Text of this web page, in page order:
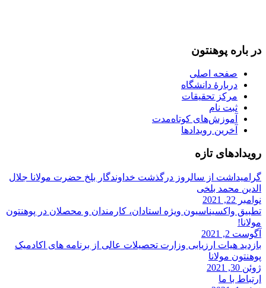
در باره‌ پوهنتون
صفحه اصلی
دربارۀ‌ دانشگاه
مرکز تحقیقات
ثبت نام
آموزش‌های کوتاه‌مدت
آخرین رویدادها
رویداد‌های تازه
گرامیداشت از سالروز درگذشت خداوندگار بلخ حضرت مولانا جلال
الدین محمد بلخی
نوامبر 22, 2021
تطبیق واکسیناسیون ویژه استادان، کارمندان و‌ محصلان در پوهنتون
مولانا!
آگوست 2, 2021
بازدید هیات ارزیابی وزارت تحصیلات عالی از برنامه های اکادمیک
پوهنتون مولانا
ژوئن 30, 2021
ارتباط با ما